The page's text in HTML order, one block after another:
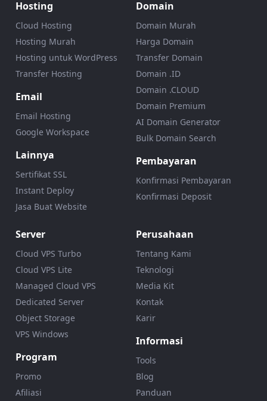
Hosting
Cloud Hosting
Hosting Murah
Hosting untuk WordPress
Transfer Hosting
Email
Email Hosting
Google Workspace
Lainnya
Sertifikat SSL
Instant Deploy
Jasa Buat Website
Domain
Domain Murah
Harga Domain
Transfer Domain
Domain .ID
Domain .CLOUD
Domain Premium
AI Domain Generator
Bulk Domain Search
Pembayaran
Konfirmasi Pembayaran
Konfirmasi Deposit
Server
Cloud VPS Turbo
Cloud VPS Lite
Managed Cloud VPS
Dedicated Server
Object Storage
VPS Windows
Program
Promo
Afiliasi
Perusahaan
Tentang Kami
Teknologi
Media Kit
Kontak
Karir
Informasi
Tools
Blog
Panduan